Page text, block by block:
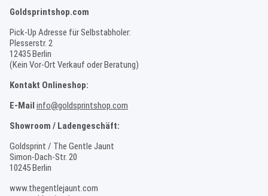
Goldsprintshop.com
Pick-Up Adresse für Selbstabholer:
Plesserstr. 2
12435 Berlin
(Kein Vor-Ort Verkauf oder Beratung)
Kontakt Onlineshop:
E-Mail info@goldsprintshop.com
Showroom / Ladengeschäft:
Goldsprint / The Gentle Jaunt
Simon-Dach-Str. 20
10245 Berlin
www.thegentlejaunt.com